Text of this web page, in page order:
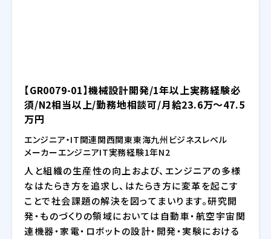
【GR0079-01】機械設計開発/1年以上実務経験必
須/N2相当以上/勤務地相談可/月給23.6万～47.5
万円
エンジニア・IT関連関西関東東海九州 ビジネスレベル
メーカーエンジニアIT実務経験1年N2
人と組織の生産性の向上および、エンジニアの多様
なはたらき方を追求し、はたらき方に変革を起こす
ことで社会課題の解決を図ってまいります。研究開
発・ものづくりの領域においては自動車・航空宇宙関
連機器・家電・ロボットの設計・開発・実験における